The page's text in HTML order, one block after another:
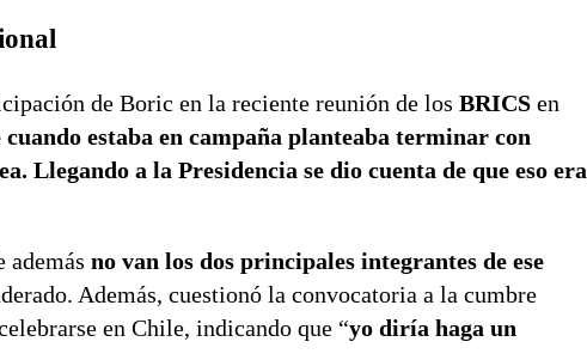
de Boric en la reciente reunión de los BRICS en
estaba en campaña planteaba terminar con
Llegando a la Presidencia se dio cuenta de que eso era
además no van los dos principales integrantes de ese
Además, cuestionó la convocatoria a la cumbre
en Chile, indicando que “yo diría haga un